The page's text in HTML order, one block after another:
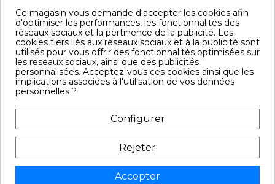
légales
Conditions
générales de
vente
balneo
Filtres pour
Spas - Spas de
nage -
Spa/Jacuzzi
Accessoires et
Produits
d'eau pour spa
couvertures
pour spa
Mains
courantes
pour SPAS
Parasols pour
SPAS
02.41.92.96.45
Note Google :
Ce magasin vous demande d'accepter les cookies afin
d'optimiser les performances, les fonctionnalités des
réseaux sociaux et la pertinence de la publicité. Les
cookies tiers liés aux réseaux sociaux et à la publicité sont
utilisés pour vous offrir des fonctionnalités optimisées sur
les réseaux sociaux, ainsi que des publicités
personnalisées. Acceptez-vous ces cookies ainsi que les
implications associées à l'utilisation de vos données
personnelles ?
Configurer
Rejeter
Accepter